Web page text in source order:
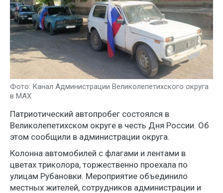
Фото: Канал Администрации Великолепетихского округа
в MAX
Патриотический автопробег состоялся в
Великолепетихском округе в честь Дня России. Об
этом сообщили в администрации округа.
Колонна автомобилей с флагами и лентами в
цветах триколора, торжественно проехала по
улицам Рубановки. Мероприятие объединило
местных жителей, сотрудников администрации и